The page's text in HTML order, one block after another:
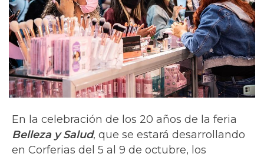
En la celebración de los 20 años de la feria
Belleza y Salud, que se estará desarrollando
en Corferias del 5 al 9 de octubre, los